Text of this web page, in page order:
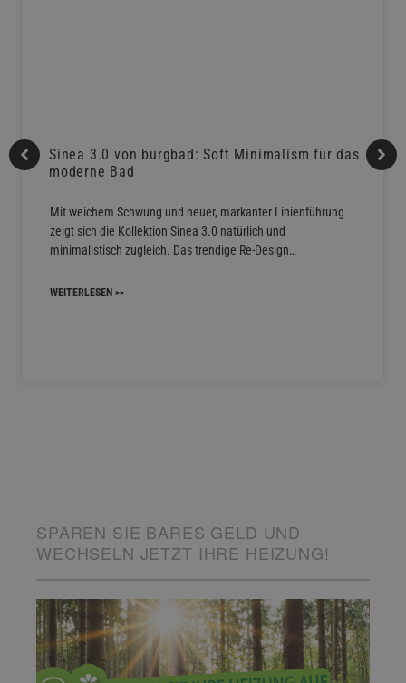
Sinea 3.0 von burgbad: Soft Minimalism für das
moderne Bad
Mit weichem Schwung und neuer, markanter Linienführung
zeigt sich die Kollektion Sinea 3.0 natürlich und
minimalistisch zugleich. Das trendige Re-Design…
WEITERLESEN >>
SPAREN SIE BARES GELD UND
WECHSELN JETZT IHRE HEIZUNG!